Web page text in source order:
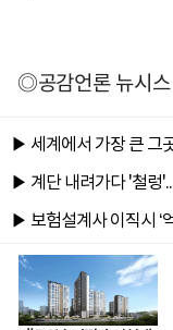
◎공감언론 뉴시스